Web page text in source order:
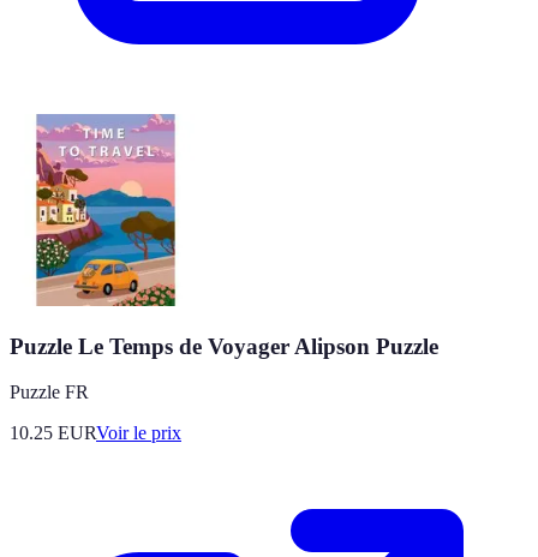
Puzzle Le Temps de Voyager Alipson Puzzle
Puzzle FR
10.25 EURVoir le prix